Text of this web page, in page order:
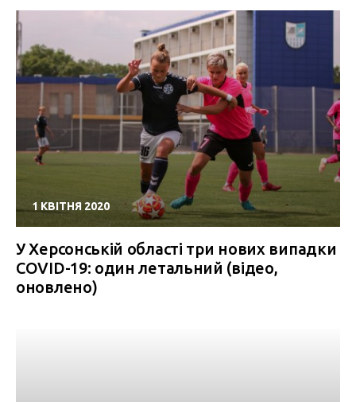
1 КВІТНЯ 2020
У Херсонській області три нових випадки
COVID-19: один летальний (відео,
оновлено)